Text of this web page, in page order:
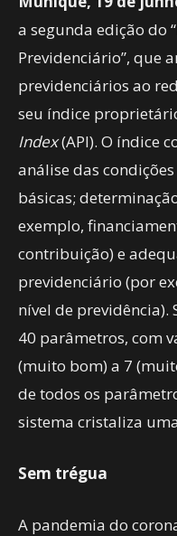
a segunda edição do
Previdenciário”, que
previdenciários ao
seu índice
Index(API). O índice
análise das
básicas;
exemplo,
contribuição) e
previdenciário (por
nível de previdência).
40 parâmetros, com
(muito bom) a 7
de todos os
sistema cristaliza
Sem trégua
A pandemia do